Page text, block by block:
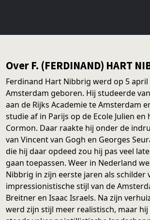
Over F. (FERDINAND) HART
Ferdinand Hart Nibbrig werd op 5 april
Amsterdam geboren. Hij studeerde
aan de Rijks Academie te Amsterdam
studie af in Parijs op de Ecole Julien en
Cormon. Daar raakte hij onder de
van Vincent van Gogh en Georges
die hij daar opdeed zou hij pas veel
gaan toepassen. Weer in Nederland
Nibbrig in zijn eerste jaren als schilder
impressionistische stijl van de
Breitner en Isaac Israels. Na zijn
werd zijn stijl meer realistisch, maar